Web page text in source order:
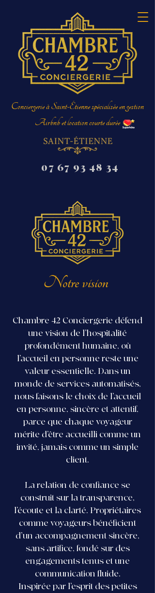
Conciergerie à Saint-Étienne spécialisée en gestion
Airbnb et location courte durée
07 67 93 48 34
Notre vision
Chambre 42 Conciergerie défend
une vision de l’hospitalité
profondément humaine, où
l’accueil en personne reste une
valeur essentielle. Dans un
monde de services automatisés,
nous faisons le choix de l’accueil
en personne, sincère et attentif,
parce que chaque voyageur
mérite d’être accueilli comme un
invité, jamais comme un simple
client.
La relation de confiance se
construit sur la transparence,
l’écoute et la clarté. Propriétaires
comme voyageurs bénéficient
d’un accompagnement sincère,
sans artifice, fondé sur des
engagements tenus et une
communication fluide.
Inspirée par l’esprit des petites